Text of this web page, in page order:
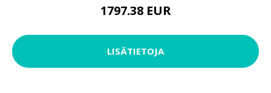
1797.38 EUR
LISÄTIETOJA